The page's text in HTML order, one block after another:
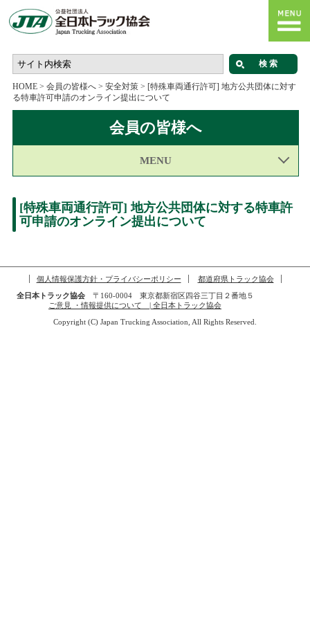
HOME> 会員の皆様へ> 安全対策> [特殊車両通行許可] 地方公共団体に対す
る特車許可申請のオンライン提出について
会員の皆様へ
MENU
[特殊車両通行許可] 地方公共団体に対する特車許
可申請のオンライン提出について
個人情報保護方針・プライバシーポリシー
都道府県トラック協会
全日本トラック協会〒160-0004 東京都新宿区四谷三丁目２番地５
ご意見 ・情報提供について | 全日本トラック協会
Copyright (C) Japan Trucking Association, All Rights Reserved.